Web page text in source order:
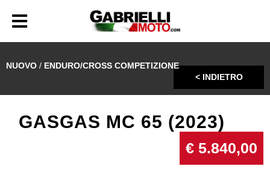
NUOVO / ENDURO/CROSS COMPETIZIONE
< INDIETRO
GASGAS MC 65 (2023)
€ 5.840,00